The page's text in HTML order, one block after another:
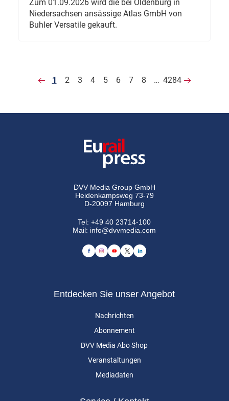
Zum 01.09.2026 wird die bei Oldenburg in
Niedersachsen ansässige Atlas GmbH von
Buhler Versatile gekauft.
1 2 3 4 5 6 7 8 … 4284
DVV Media Group GmbH
Heidenkampsweg 73-79
D-20097 Hamburg
Tel:+49 40 23714-100
Mail: info@dvvmedia.com
Entdecken Sie unser Angebot
Nachrichten
Abonnement
DVV Media Abo Shop
Veranstaltungen
Mediadaten